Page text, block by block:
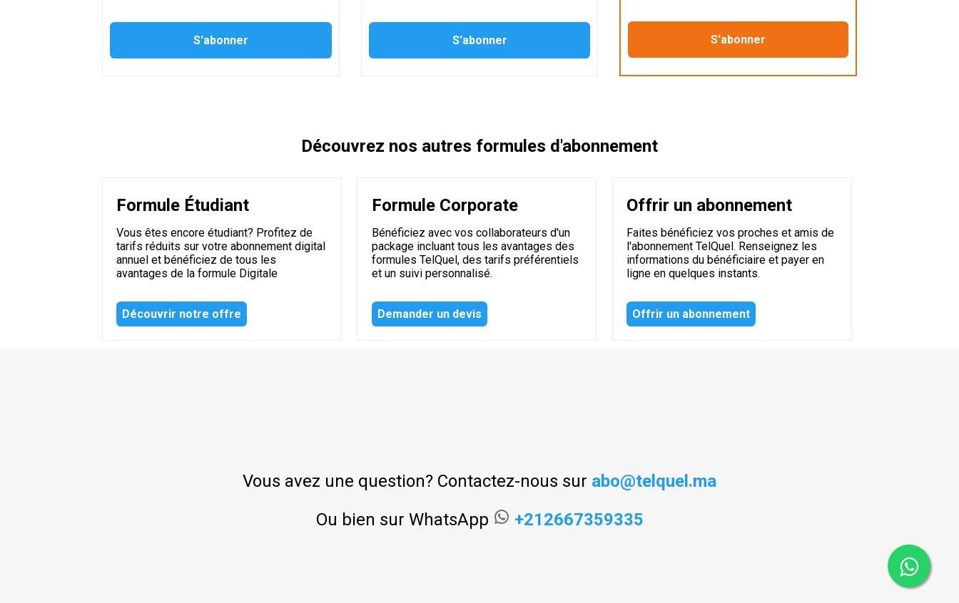
Découvrez nos autres formules d'abonnement
Formule Étudiant
Vous êtes encore étudiant? Profitez de
tarifs réduits sur votre abonnement digital
annuel et bénéficiez de tous les
avantages de la formule Digitale
Découvrir notre offre
Formule Corporate
Bénéficiez avec vos collaborateurs d'un
package incluant tous les avantages des
formules TelQuel, des tarifs préférentiels
et un suivi personnalisé.
Demander un devis
Offrir un abonnement
Faites bénéficiez vos proches et amis de
l'abonnement TelQuel. Renseignez les
informations du bénéficiaire et payer en
ligne en quelques instants.
Offrir un abonnement
Vous avez une question? Contactez-nous sur abo@telquel.ma
Ou bien sur WhatsApp
+212667359335